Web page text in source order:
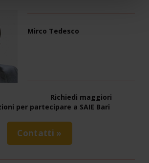
Mirco Tedesco
Richiedi maggiori
per partecipare a SAIE Bari
Contatti »